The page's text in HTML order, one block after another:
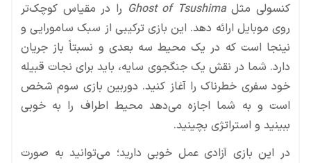
کنسولی مثلGhost of Tsushima را در مقیاس کوچک‌تر
روی موبایل ارائه دهد. این بازی ترکیبی از سبک سامورایی و
نینجا است که در یک محیط سه بعدی و نسبتاً باز جریان
دارد. شما در نقش یک جنگجوی سایه، باید برای نجات قبیله
خود سفری خطرناک را آغاز کنید. دوربین بازی سوم شخص
است و به شما اجازه می‌دهد محیط اطراف را به خوبی
ببینید و استراتژی بچینید.
در این بازی آزادی عمل خوبی دارید؛ می‌توانید به صورت